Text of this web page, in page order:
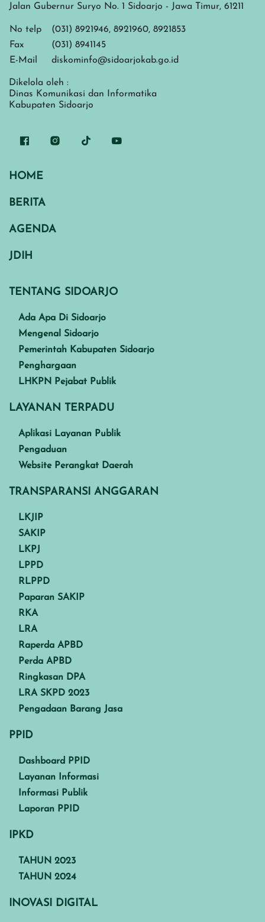
Jalan Gubernur Suryo No. 1 Sidoarjo - Jawa Timur, 61211
No telp
(031) 8921946, 8921960, 8921853
Fax
(031) 8941145
E-Mail
diskominfo@sidoarjokab.go.id
Dikelola oleh :
Dinas Komunikasi dan Informatika
Kabupaten Sidoarjo
HOME
BERITA
AGENDA
JDIH
TENTANG SIDOARJO
Ada Apa Di Sidoarjo
Mengenal Sidoarjo
Pemerintah Kabupaten Sidoarjo
Penghargaan
LHKPN Pejabat Publik
LAYANAN TERPADU
Aplikasi Layanan Publik
Pengaduan
Website Perangkat Daerah
TRANSPARANSI ANGGARAN
LKJIP
SAKIP
LKPJ
LPPD
RLPPD
Paparan SAKIP
RKA
LRA
Raperda APBD
Perda APBD
Ringkasan DPA
LRA SKPD 2023
Pengadaan Barang Jasa
PPID
Dashboard PPID
Layanan Informasi
Informasi Publik
Laporan PPID
IPKD
TAHUN 2023
TAHUN 2024
INOVASI DIGITAL